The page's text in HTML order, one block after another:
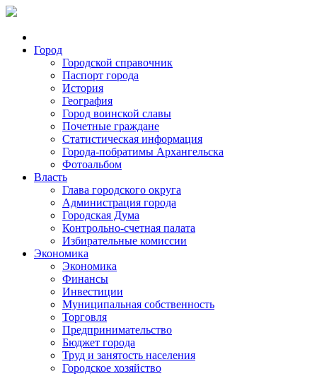
Город
Городской справочник
Паспорт города
История
География
Город воинской славы
Почетные граждане
Статистическая информация
Города-побратимы Архангельска
Фотоальбом
Власть
Глава городского округа
Администрация города
Городская Дума
Контрольно-счетная палата
Избирательные комиссии
Экономика
Экономика
Финансы
Инвестиции
Муниципальная собственность
Торговля
Предпринимательство
Бюджет города
Труд и занятость населения
Городское хозяйство